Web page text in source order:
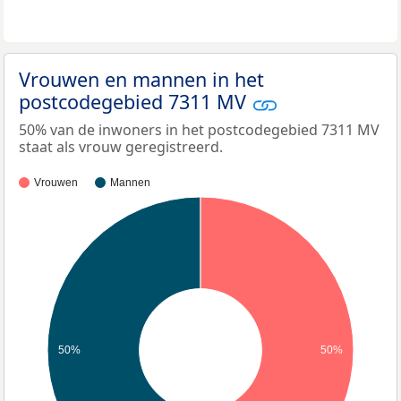
Vrouwen en mannen in het
postcodegebied 7311 MV
50% van de inwoners in het postcodegebied 7311 MV
staat als vrouw geregistreerd.
Vrouwen Mannen
50% 50%